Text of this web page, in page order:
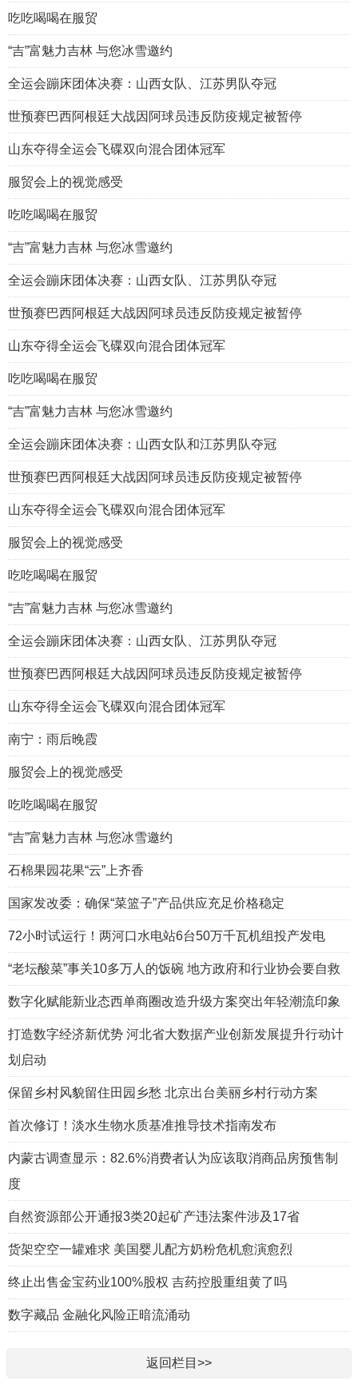
吃吃喝喝在服贸
“吉”富魅力吉林 与您冰雪邀约
全运会蹦床团体决赛：山西女队、江苏男队夺冠
世预赛巴西阿根廷大战因阿球员违反防疫规定被暂停
山东夺得全运会飞碟双向混合团体冠军
服贸会上的视觉感受
吃吃喝喝在服贸
“吉”富魅力吉林 与您冰雪邀约
全运会蹦床团体决赛：山西女队、江苏男队夺冠
世预赛巴西阿根廷大战因阿球员违反防疫规定被暂停
山东夺得全运会飞碟双向混合团体冠军
吃吃喝喝在服贸
“吉”富魅力吉林 与您冰雪邀约
全运会蹦床团体决赛：山西女队和江苏男队夺冠
世预赛巴西阿根廷大战因阿球员违反防疫规定被暂停
山东夺得全运会飞碟双向混合团体冠军
服贸会上的视觉感受
吃吃喝喝在服贸
“吉”富魅力吉林 与您冰雪邀约
全运会蹦床团体决赛：山西女队、江苏男队夺冠
世预赛巴西阿根廷大战因阿球员违反防疫规定被暂停
山东夺得全运会飞碟双向混合团体冠军
南宁：雨后晚霞
服贸会上的视觉感受
吃吃喝喝在服贸
“吉”富魅力吉林 与您冰雪邀约
石棉果园花果“云”上齐香
国家发改委：确保“菜篮子”产品供应充足价格稳定
72小时试运行！两河口水电站6台50万千瓦机组投产发电
“老坛酸菜”事关10多万人的饭碗 地方政府和行业协会要自救
数字化赋能新业态西单商圈改造升级方案突出年轻潮流印象
打造数字经济新优势 河北省大数据产业创新发展提升行动计
划启动
保留乡村风貌留住田园乡愁 北京出台美丽乡村行动方案
首次修订！淡水生物水质基准推导技术指南发布
内蒙古调查显示：82.6%消费者认为应该取消商品房预售制
度
自然资源部公开通报3类20起矿产违法案件涉及17省
货架空空一罐难求 美国婴儿配方奶粉危机愈演愈烈
终止出售金宝药业100%股权 吉药控股重组黄了吗
数字藏品 金融化风险正暗流涌动
返回栏目>>